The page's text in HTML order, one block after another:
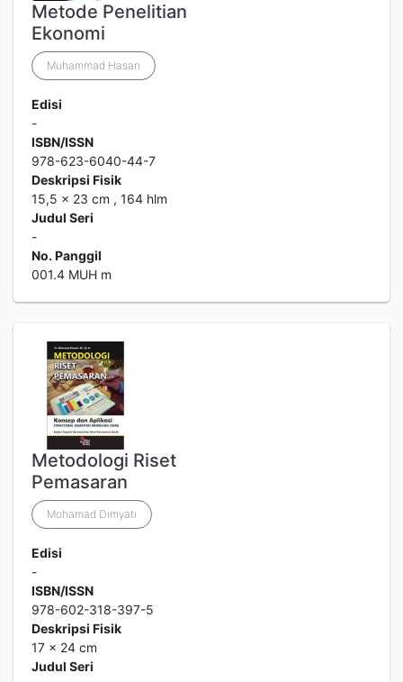
Metode Penelitian
Ekonomi
Muhammad Hasan
Edisi
-
ISBN/ISSN
978-623-6040-44-7
Deskripsi Fisik
15,5 x 23 cm , 164 hlm
Judul Seri
-
No. Panggil
001.4 MUH m
Metodologi Riset
Pemasaran
Mohamad Dimyati
Edisi
-
ISBN/ISSN
978-602-318-397-5
Deskripsi Fisik
17 x 24 cm
Judul Seri